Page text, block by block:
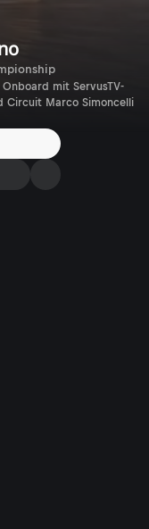
mit ServusTV-
Circuit Marco Simoncelli